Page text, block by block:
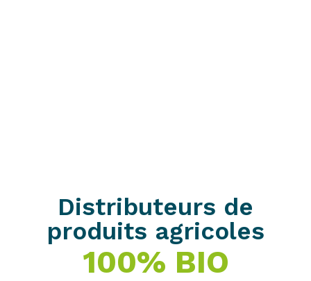
Distributeurs de
produits agricoles
100% BIO